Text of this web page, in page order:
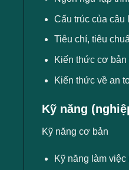
Cấu trúc của câu
Tiêu chí, tiêu
Kiến thức cơ bản
Kiến thức về an
Kỹ năng
Kỹ năng cơ bản
Kỹ năng làm